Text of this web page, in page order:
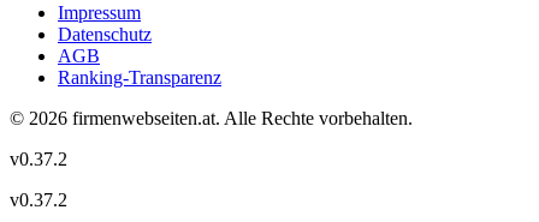
Impressum
Datenschutz
AGB
Ranking-Transparenz
© 2026 firmenwebseiten.at. Alle Rechte vorbehalten.
v0.37.2
v0.37.2